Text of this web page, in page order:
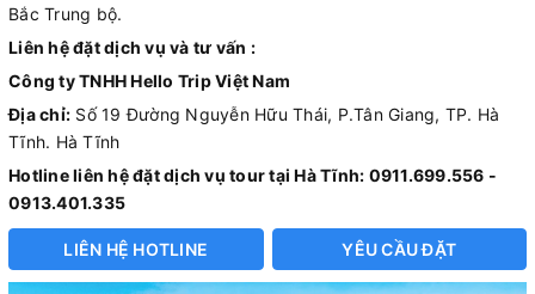
Bắc Trung bộ.
Liên hệ đặt dịch vụ và tư vấn :
Công ty TNHH Hello Trip Việt Nam
Địa chỉ: Số 19 Đường Nguyễn Hữu Thái, P.Tân Giang, TP. Hà
Tĩnh. Hà Tĩnh
Hotline liên hệ đặt dịch vụ tour tại Hà Tĩnh: 0911.699.556 -
0913.401.335
LIÊN HỆ HOTLINE YÊU CẦU ĐẶT